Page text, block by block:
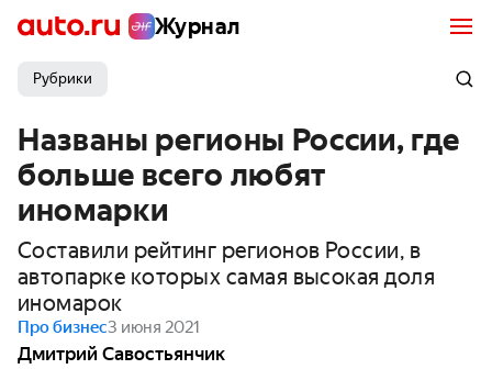
Журнал
Рубрики
Названы регионы России, где
больше всего любят
иномарки
Составили рейтинг регионов России, в
автопарке которых самая высокая доля
иномарок
Про бизнес3 июня 2021
Дмитрий Савостьянчик